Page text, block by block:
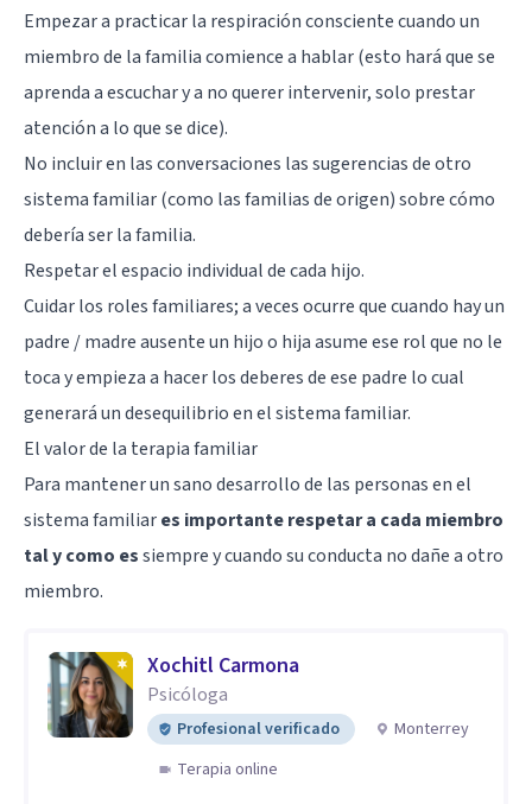
Empezar a practicar la respiración conscientecuando un
miembro de la familia comience a hablar (esto hará que se
aprenda a escuchar y a no querer intervenir, solo prestar
atención a lo que se dice).
No incluir en las conversaciones las sugerencias de otro
sistema familiar (como las familias de origen) sobre cómo
debería ser la familia.
Respetar el espacio individual de cada hijo.
Cuidar los roles familiares; a veces ocurre que cuando hay un
padre / madre ausente un hijo o hija asume ese rol que no le
toca y empieza a hacer los deberes de ese padre lo cual
generará un desequilibrio en el sistema familiar.
El valor de la terapia familiar
Para mantener un sano desarrollo de las personas en el
sistema familiares importante respetar a cada miembro
tal y como essiempre y cuando su conducta no dañe a otro
miembro.
Xochitl Carmona
Psicóloga
Profesional verificado
Monterrey
Terapia online